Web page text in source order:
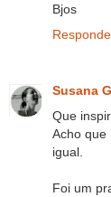
Bjos
Susana
Que
Acho que
igual.
Foi um